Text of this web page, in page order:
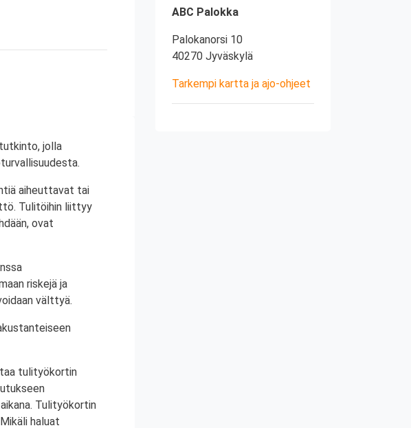
jolla
aiheuttavat tai
Tulitöihin liittyy
ovat
riskejä ja
välttyä.
tulityökortin
Tulityökortin
haluat
ABC Palokka
Palokanorsi 10
40270 Jyväskylä
Tarkempi kartta ja ajo-ohjeet